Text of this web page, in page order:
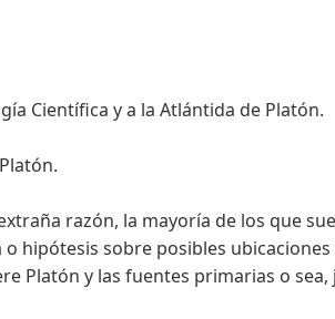
Científica y a la Atlántida de Platón.
razón, la mayoría de los que
hipótesis sobre posibles
Platón y las fuentes primarias o